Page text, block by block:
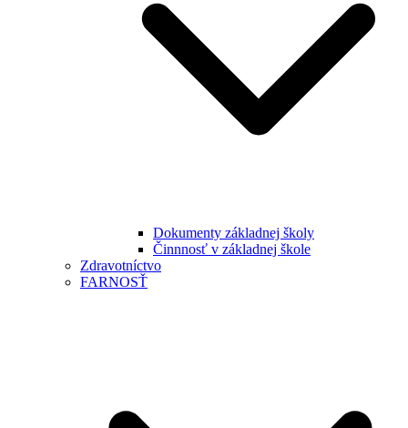
Dokumenty základnej školy
Činnnosť v základnej škole
Zdravotníctvo
FARNOSŤ